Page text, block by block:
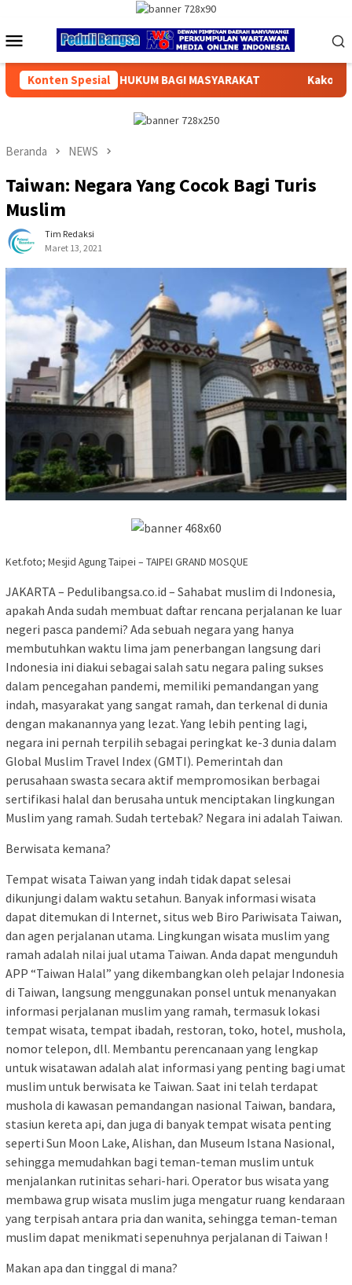
konten
Menu
Mobile
Konten SpesialKakorlantas Polri Luncurkan Program
Beranda NEWS
Taiwan: Negara Yang Cocok Bagi Turis
Muslim
Tim Redaksi
Maret 13, 2021
Ket.foto; Mesjid Agung Taipei – TAIPEI GRAND MOSQUE
JAKARTA – Pedulibangsa.co.id – Sahabat muslim di Indonesia,
apakah Anda sudah membuat daftar rencana perjalanan ke luar
negeri pasca pandemi? Ada sebuah negara yang hanya
membutuhkan waktu lima jam penerbangan langsung dari
Indonesia ini diakui sebagai salah satu negara paling sukses
dalam pencegahan pandemi, memiliki pemandangan yang
indah, masyarakat yang sangat ramah, dan terkenal di dunia
dengan makanannya yang lezat. Yang lebih penting lagi,
negara ini pernah terpilih sebagai peringkat ke-3 dunia dalam
Global Muslim Travel Index (GMTI). Pemerintah dan
perusahaan swasta secara aktif mempromosikan berbagai
sertifikasi halal dan berusaha untuk menciptakan lingkungan
Muslim yang ramah. Sudah tertebak? Negara ini adalah Taiwan.
Berwisata kemana?
Tempat wisata Taiwan yang indah tidak dapat selesai
dikunjungi dalam waktu setahun. Banyak informasi wisata
dapat ditemukan di Internet, situs web Biro Pariwisata Taiwan,
dan agen perjalanan utama. Lingkungan wisata muslim yang
ramah adalah nilai jual utama Taiwan. Anda dapat mengunduh
APP “Taiwan Halal” yang dikembangkan oleh pelajar Indonesia
di Taiwan, langsung menggunakan ponsel untuk menanyakan
informasi perjalanan muslim yang ramah, termasuk lokasi
tempat wisata, tempat ibadah, restoran, toko, hotel, mushola,
nomor telepon, dll. Membantu perencanaan yang lengkap
untuk wisatawan adalah alat informasi yang penting bagi umat
muslim untuk berwisata ke Taiwan. Saat ini telah terdapat
mushola di kawasan pemandangan nasional Taiwan, bandara,
stasiun kereta api, dan juga di banyak tempat wisata penting
seperti Sun Moon Lake, Alishan, dan Museum Istana Nasional,
sehingga memudahkan bagi teman-teman muslim untuk
menjalankan rutinitas sehari-hari. Operator bus wisata yang
membawa grup wisata muslim juga mengatur ruang kendaraan
yang terpisah antara pria dan wanita, sehingga teman-teman
muslim dapat menikmati sepenuhnya perjalanan di Taiwan !
Makan apa dan tinggal di mana?